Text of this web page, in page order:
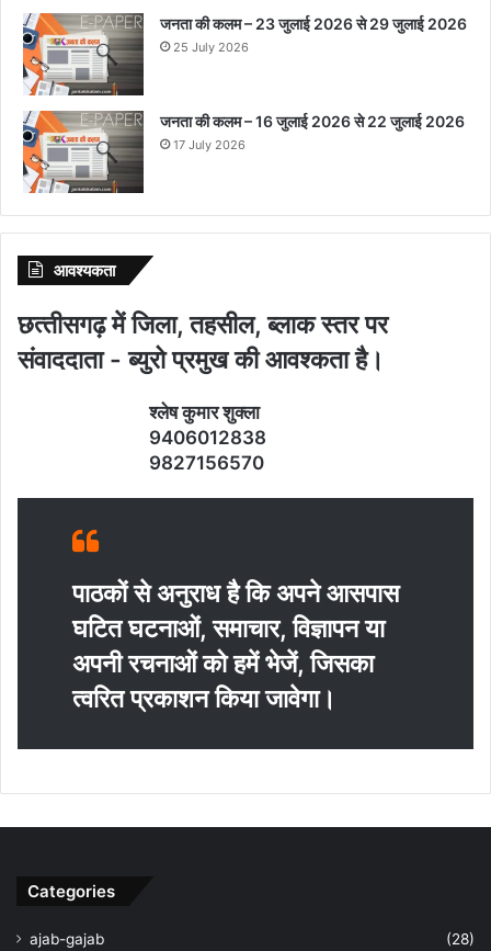
जनता की कलम – 23 जुलाई 2026 से 29 जुलाई 2026
25 July 2026
जनता की कलम – 16 जुलाई 2026 से 22 जुलाई 2026
17 July 2026
आवश्‍यकता
छत्‍तीसगढ़ में जिला, तहसील, ब्‍लाक स्‍तर पर
संवाददाता - ब्‍युरो प्रमुख की आवश्‍कता है।
श्‍लेष कुमार शुक्‍ला
9406012838
9827156570
पाठकों से अनुराध है कि अपने आसपास
घटित घटनाओं, समाचार, विज्ञापन या
अपनी रचनाओं को हमें भेजें, जिसका
त्‍वरित प्रकाशन किया जावेगा।
Categories
ajab-gajab
(28)